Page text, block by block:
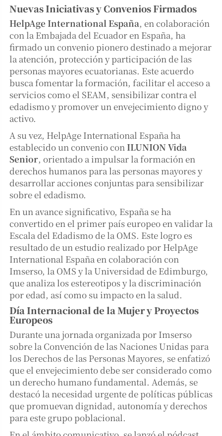
Nuevas Iniciativas y Convenios Firmados
HelpAge International España, en colaboración
con la Embajada del Ecuador en España, ha
firmado un convenio pionero destinado a mejorar
la atención, protección y participación de las
personas mayores ecuatorianas. Este acuerdo
busca fomentar la formación, facilitar el acceso a
servicios como el SEAM, sensibilizar contra el
edadismo y promover un envejecimiento digno y
activo.
A su vez, HelpAge International España ha
establecido un convenio con ILUNION Vida
Senior, orientado a impulsar la formación en
derechos humanos para las personas mayores y
desarrollar acciones conjuntas para sensibilizar
sobre el edadismo.
En un avance significativo, España se ha
convertido en el primer país europeo en validar la
Escala del Edadismo de la OMS. Este logro es
resultado de un estudio realizado por HelpAge
International España en colaboración con
Imserso, la OMS y la Universidad de Edimburgo,
que analiza los estereotipos y la discriminación
por edad, así como su impacto en la salud.
Día Internacional de la Mujer y Proyectos
Europeos
Durante una jornada organizada por Imserso
sobre la Convención de las Naciones Unidas para
los Derechos de las Personas Mayores, se enfatizó
que el envejecimiento debe ser considerado como
un derecho humano fundamental. Además, se
destacó la necesidad urgente de políticas públicas
que promuevan dignidad, autonomía y derechos
para este grupo poblacional.